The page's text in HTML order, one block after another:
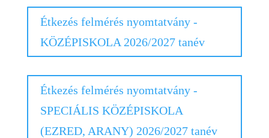
Étkezés felmérés nyomtatvány -
KÖZÉPISKOLA 2026/2027 tanév
Étkezés felmérés nyomtatvány -
SPECIÁLIS KÖZÉPISKOLA
(EZRED, ARANY) 2026/2027 tanév